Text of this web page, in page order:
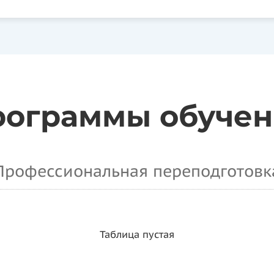
Таблица пустая